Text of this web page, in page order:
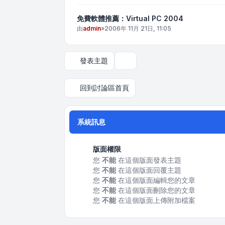
免費軟體推薦：Virtual PC 2004
由admin»2006年 11月 21日, 11:05
發表主題
回到討論區首頁
系統訊息
版面權限
您 不能在這個版面發表主題
您 不能在這個版面回覆主題
您 不能在這個版面編輯您的文章
您 不能在這個版面刪除您的文章
您 不能在這個版面上傳附加檔案